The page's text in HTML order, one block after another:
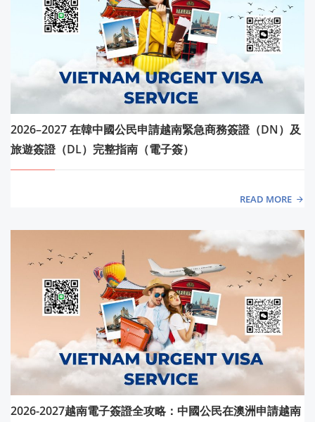
2026–2027 在韓中國公民申請越南緊急商務簽證（DN）及
旅遊簽證（DL）完整指南（電子簽）
READ MORE
2026-2027越南電子簽證全攻略：中國公民在澳洲申請越南